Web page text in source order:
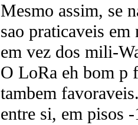
Mesmo assim, se
sao praticaveis
em vez dos mili-
O LoRa eh bom p
tambem
entre si, em pisos